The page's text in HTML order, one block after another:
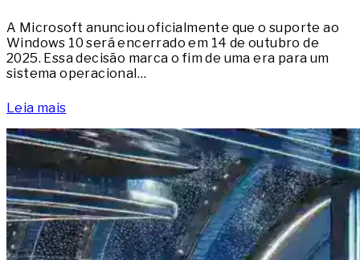
A Microsoft anunciou oficialmente que o suporte ao
Windows 10 será encerrado em 14 de outubro de
2025. Essa decisão marca o fim de uma era para um
sistema operacional…
Leia mais